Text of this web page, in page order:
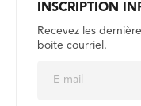
INSCRIPTION
Recevez les
boite courriel.